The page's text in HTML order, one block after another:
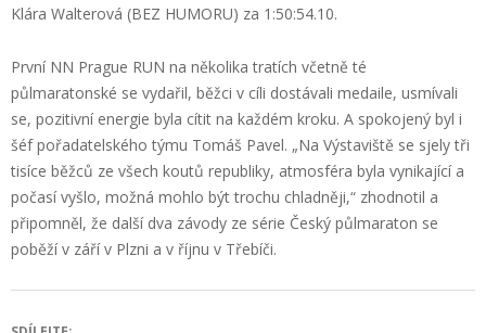
Klára Walterová (BEZ HUMORU) za 1:50:54.10.
První NN Prague RUN na několika tratích včetně té
půlmaratonské se vydařil, běžci v cíli dostávali medaile, usmívali
se, pozitivní energie byla cítit na každém kroku. A spokojený byl i
šéf pořadatelského týmu Tomáš Pavel. „Na Výstaviště se sjely tři
tisíce běžců ze všech koutů republiky, atmosféra byla vynikající a
počasí vyšlo, možná mohlo být trochu chladněji,“ zhodnotil a
připomněl, že další dva závody ze série Český půlmaraton se
poběží v září v Plzni a v říjnu v Třebíči.